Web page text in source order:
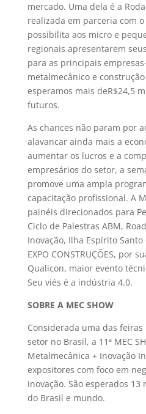
mercado. Uma dela é a
realizada em parceria com o
possibilita aos micro e
regionais apresentarem
para as principais
metalmecânico e
esperamos mais deR$24,5
futuros.
As chances não param por
alavancar ainda mais a
aumentar os lucros e a
empresários do setor, a
promove uma ampla
capacitação profissional. A
painéis direcionados para
Ciclo de Palestras ABM,
Inovação, Ilha Espírito
EXPO CONSTRUÇÕES, por
Qualicon, maior evento
Seu viés é a indústria 4.0.
SOBRE A MEC SHOW
Considerada uma das
setor no Brasil, a 11ª MEC
Metalmecânica + Inovação
expositores com foco em
inovação. São esperados
do Brasil e mundo.